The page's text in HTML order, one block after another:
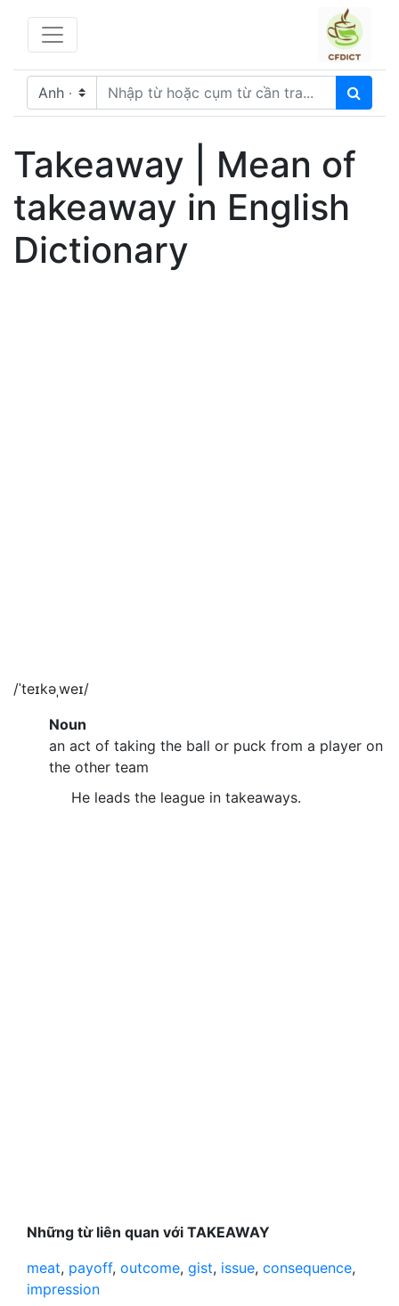
Takeaway | Mean of
takeaway in English
Dictionary
/ˈteɪkəˌweɪ/
Noun
an act of taking the ball or puck from a player on
the other team
He leads the league in takeaways.
Những từ liên quan với TAKEAWAY
meat, payoff, outcome, gist, issue, consequence,
impression